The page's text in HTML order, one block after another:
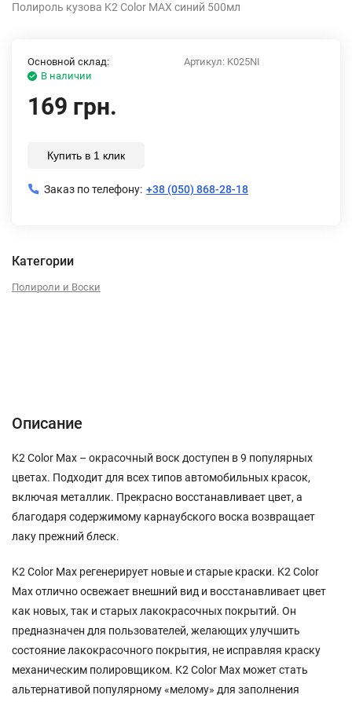
Полироль кузова K2 Color MAX синий 500мл
Артикул: K025NI
Основной склад:
В наличии
169 грн.
Купить в 1 клик
Заказ по телефону: +38 (050) 868-28-18
Категории
Полироли и Воски
Описание
K2 Color Max – окрасочный воск доступен в 9 популярных
цветах. Подходит для всех типов автомобильных красок,
включая металлик. Прекрасно восстанавливает цвет, а
благодаря содержимому карнаубского воска возвращает
лаку прежний блеск.
K2 Color Max регенерирует новые и старые краски. K2 Color
Max отлично освежает внешний вид и восстанавливает цвет
как новых, так и старых лакокрасочных покрытий. Он
предназначен для пользователей, желающих улучшить
состояние лакокрасочного покрытия, не исправляя краску
механическим полировщиком. K2 Color Max может стать
альтернативой популярному «мелому» для заполнения